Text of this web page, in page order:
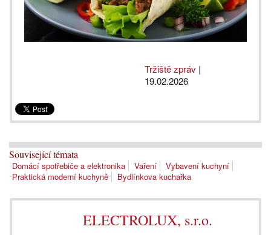
Tržiště zpráv |
19.02.2026
Související témata
Domácí spotřebiče a elektronika Vaření
Vybavení kuchyní
Praktická moderní kuchyně
Bydlínkova kuchařka
ELECTROLUX, s.r.o.